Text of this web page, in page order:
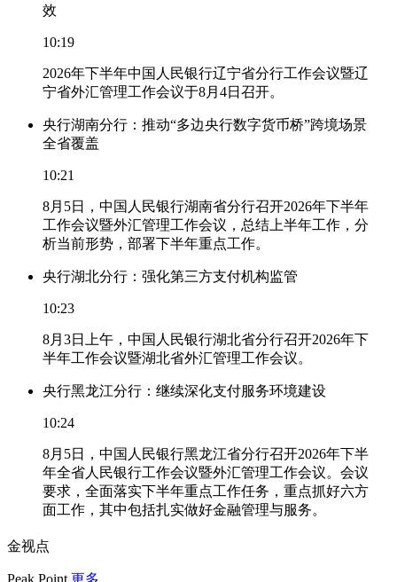
效
10:19
2026年下半年中国人民银行辽宁省分行工作会议暨辽
宁省外汇管理工作会议于8月4日召开。
央行湖南分行：推动“多边央行数字货币桥”跨境场景
全省覆盖
10:21
8月5日，中国人民银行湖南省分行召开2026年下半年
工作会议暨外汇管理工作会议，总结上半年工作，分
析当前形势，部署下半年重点工作。
央行湖北分行：强化第三方支付机构监管
10:23
8月3日上午，中国人民银行湖北省分行召开2026年下
半年工作会议暨湖北省外汇管理工作会议。
央行黑龙江分行：继续深化支付服务环境建设
10:24
8月5日，中国人民银行黑龙江省分行召开2026年下半
年全省人民银行工作会议暨外汇管理工作会议。会议
要求，全面落实下半年重点工作任务，重点抓好六方
面工作，其中包括扎实做好金融管理与服务。
金视点
Peak Point 更多